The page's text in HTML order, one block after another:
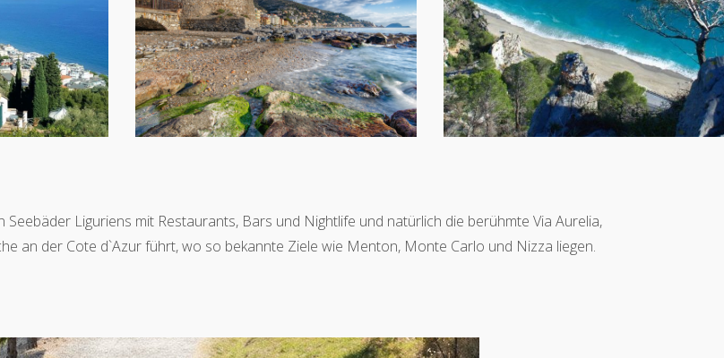
Liguriens mit Restaurants, Bars und Nightlife und natürlich die berühmte Via Aurelia,
an der Cote d`Azur führt, wo so bekannte Ziele wie Menton, Monte Carlo und Nizza liegen.